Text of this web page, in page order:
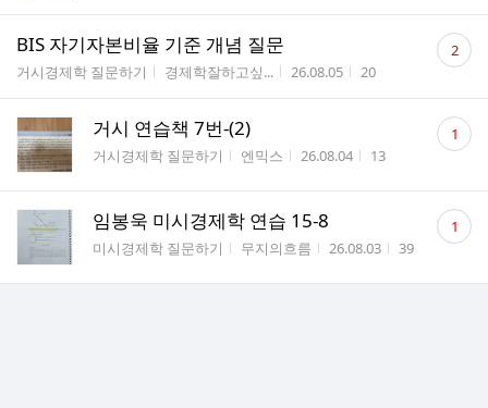
BIS 자기자본비율 기준 개념 질문
게시판명
거시경제학 질문하기 작성자
경제학잘하고싶... 작성시간
26.08.05 조회수
20
댓
글 2
거시 연습책 7번-(2)
게시판명
거시경제학 질문하기 작성자
엔믹스 작성시간
26.08.04 조회수
13
댓
글 1
임봉욱 미시경제학 연습 15-8
게시판명
미시경제학 질문하기 작성자
무지의흐름 작성시간
26.08.03 조회수
39
댓
글 1